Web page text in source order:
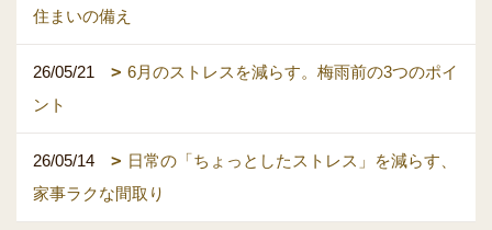
住まいの備え
26/05/21
6月のストレスを減らす。梅雨前の3つのポイ
ント
26/05/14
日常の「ちょっとしたストレス」を減らす、
家事ラクな間取り